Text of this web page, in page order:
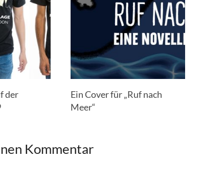
der
Ein Cover für „Ruf nach
Meer“
Kommentar